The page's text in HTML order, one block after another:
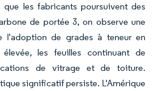
les fabricants poursuivent des
de portée 3, on observe une
l'adoption de grades à teneur en
les feuilles continuant de
de vitrage et de toiture.
significatif persiste. L'Amérique